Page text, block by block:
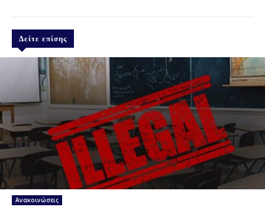
Δείτε επίσης
Ανακοινώσεις